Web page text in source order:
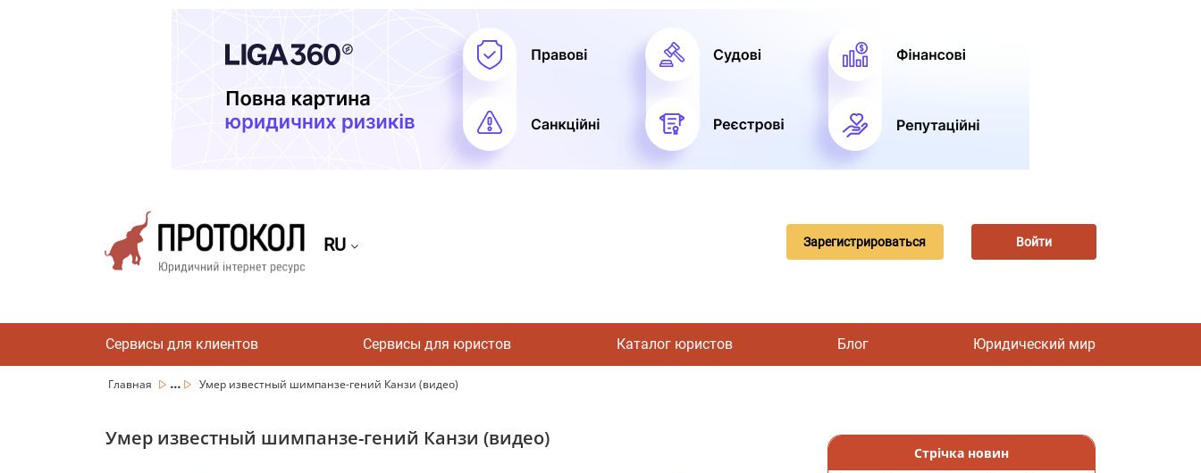
RU Зарегистрироваться Войти
Сервисы для клиентов Сервисы для юристов Каталог юристов Блог Юридический мир
Главная ... Умер известный шимпанзе-гений Канзи (видео)
Умер известный шимпанзе-гений Канзи (видео)
Стрічка новин